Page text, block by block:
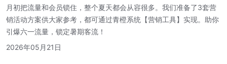
月初把流量和会员锁住，整个夏天都会从容很多。我们准备了3套营
销活动方案供大家参考，都可通过青橙系统【营销工具】实现。助你
引爆六一流量，锁定暑期客流！
2026年05月21日